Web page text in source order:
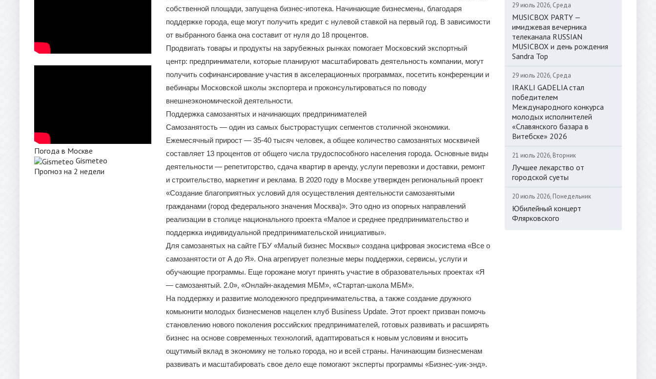
Погода в Москве
Gismeteo
Прогноз на 2 недели
собственной площади, запущена бизнес-ипотека. Начинающие бизнесмены, благодаря
поддержке города, еще могут получить кредит с нулевой ставкой на первый год. В зависимости
от выбранного банка она составит от нуля до 18 процентов.
Продвигать товары и продукты на зарубежных рынках помогает Московский экспортный
центр: предприниматели, которые планируют масштабировать деятельность компании, могут
получить софинансирование участия в акселерационных программах, посетить конференции и
вебинары Московской школы экспортера и проконсультироваться по поводу
внешнеэкономической деятельности.
Поддержка самозанятых и начинающих предпринимателей
Самозанятость — один из самых быстрорастущих сегментов столичной экономики.
Ежемесячный прирост — 35-40 тысяч человек, а общее количество самозанятых москвичей
составляет 13 процентов от общего числа трудоспособного населения города. Основные виды
деятельности — репетиторство, сдача квартир в аренду, услуги перевозки и доставки, ремонт
и строительство, маркетинг и реклама. В 2020 году в Москве утвержден региональный проект
«Создание благоприятных условий для осуществления деятельности самозанятыми
гражданами (город федерального значения Москва)». Это одно из опорных направлений
реализации в столице национального проекта «Малое и среднее предпринимательство и
поддержка индивидуальной предпринимательской инициативы».
Для самозанятых на сайте ГБУ «Малый бизнес Москвы» создана цифровая экосистема «Все о
самозанятости от А до Я». Она агрегирует полезные меры поддержки, сервисы, услуги и
обучающие программы. Еще горожане могут принять участие в образовательных проектах «Я
— самозанятый. 2.0», «Онлайн-академия МБМ», «Стартап-школа МБМ».
На поддержку и развитие молодежного предпринимательства, а также создание дружного
комьюнити молодых бизнесменов нацелен клуб Business Update. Этот проект призван помочь
становлению нового поколения российских предпринимателей, готовых развивать и расширять
бизнес на основе современных технологий, адаптироваться к новым условиям и вносить
ощутимый вклад в экономику не только города, но и всей страны. Начинающим бизнесменам
развивать и масштабировать свое дело еще помогают эксперты программы «Бизнес-уик-энд».
29 июль 2026, Среда
MUSICBOX PARTY —
имиджевая вечерника
телеканала RUSSIAN
MUSICBOX и день рождения
Sandra Top
29 июль 2026, Среда
IRAKLI GADELIA стал
победителем
Международного конкурса
молодых исполнителей
«Славянского базара в
Витебске» 2026
21 июль 2026, Вторник
Лучшее лекарство от
городской суеты
20 июль 2026, Понедельник
Юбилейный концерт
Флярковского